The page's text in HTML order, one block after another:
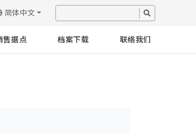
简体中文
售据点 档案下载 联络我们